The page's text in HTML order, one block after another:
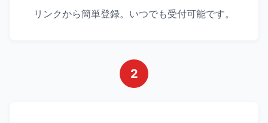
リンクから簡単登録。いつでも受付可能です。
2